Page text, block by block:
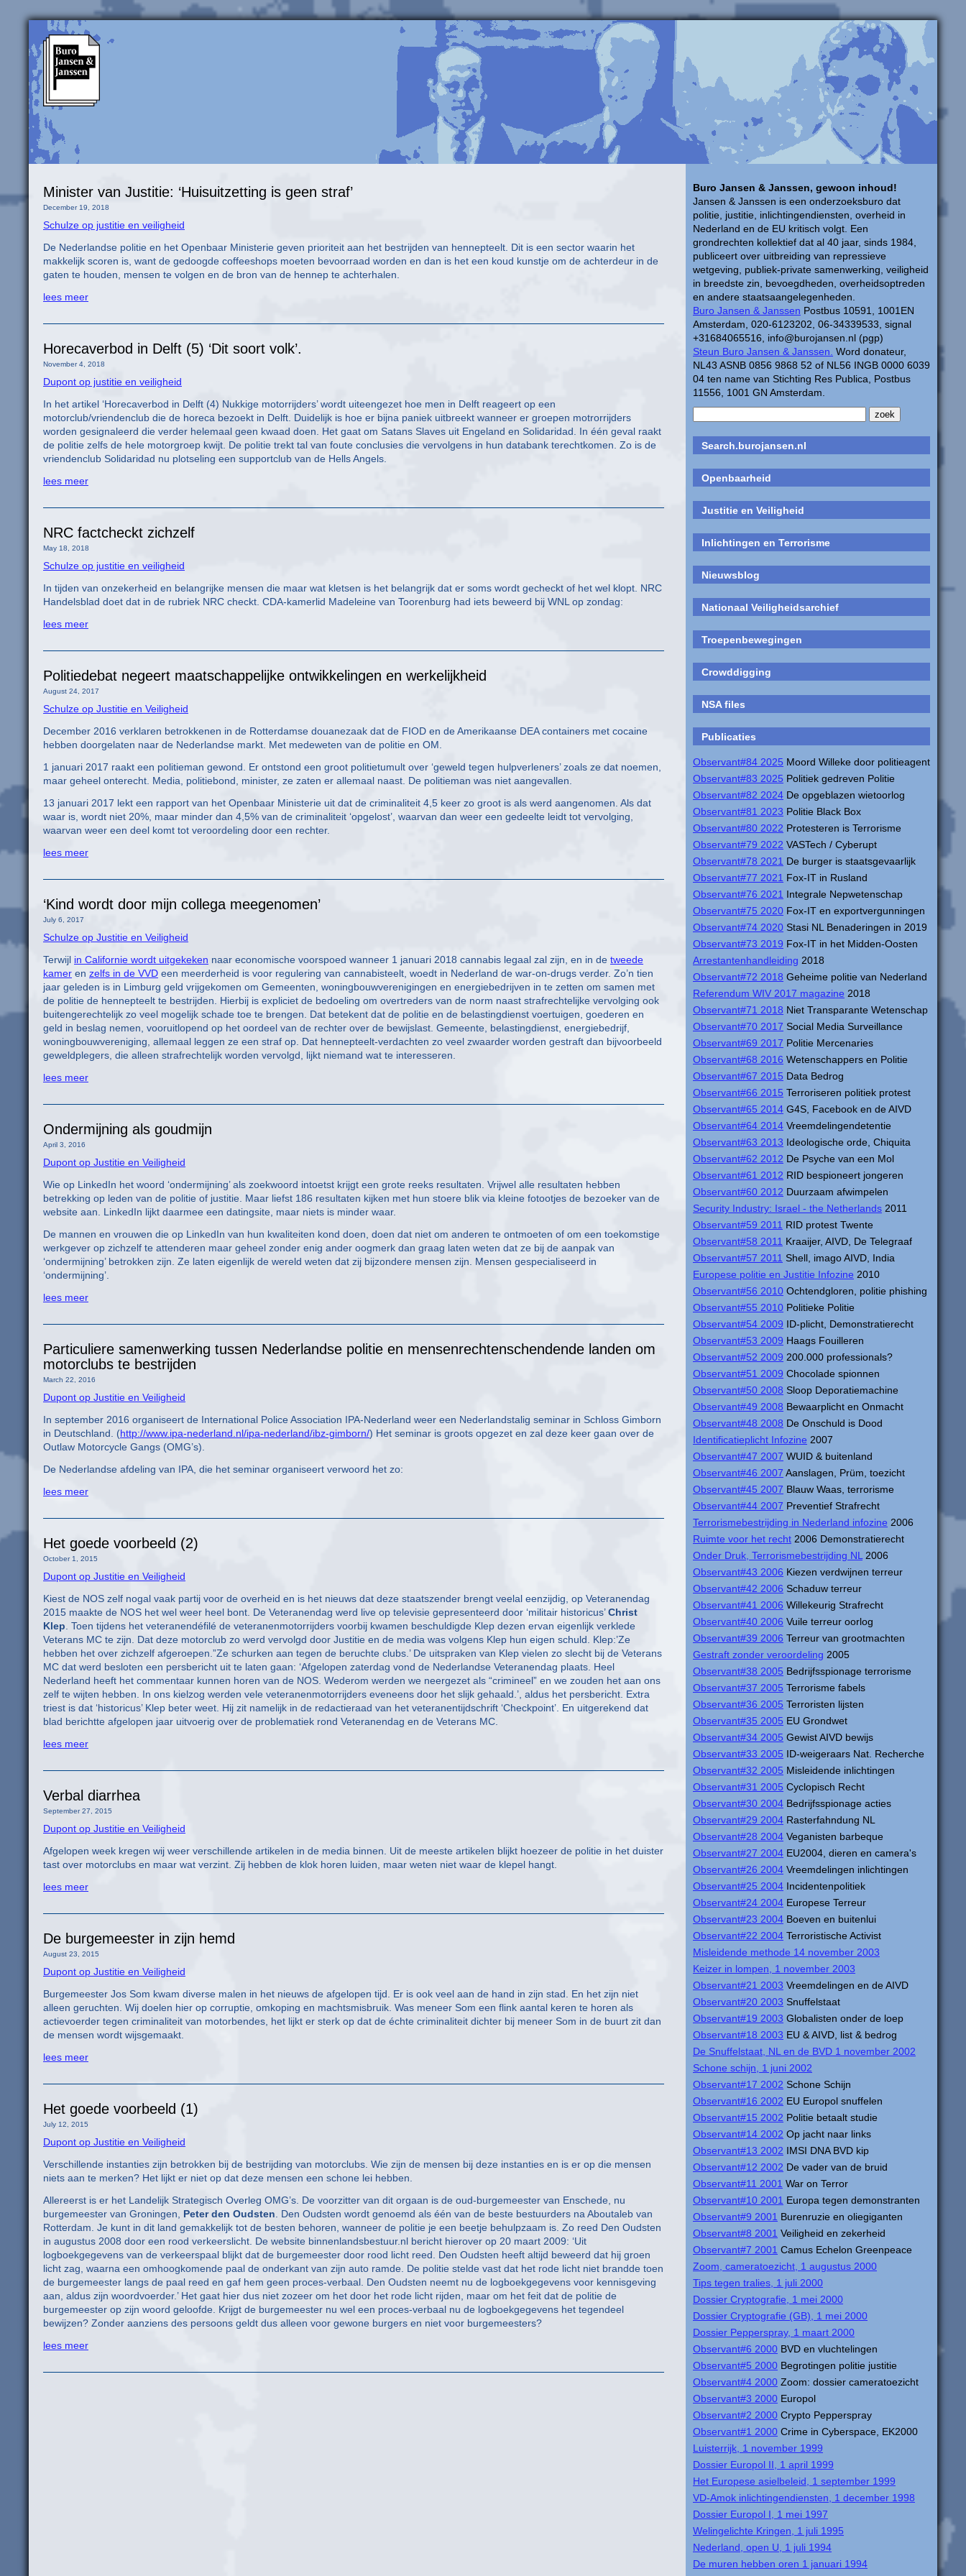
Buro Jansen & Janssen, gewoon inhoud!
Jansen & Janssen is een onderzoeksburo dat
politie, justitie, inlichtingendiensten, overheid in
Nederland en de EU kritisch volgt. Een
grondrechten kollektief dat al 40 jaar, sinds 1984,
publiceert over uitbreiding van repressieve
wetgeving, publiek-private samenwerking, veiligheid
in breedste zin, bevoegdheden, overheidsoptreden
en andere staatsaangelegenheden.
Buro Jansen & Janssen Postbus 10591, 1001EN
Amsterdam, 020-6123202, 06-34339533, signal
+31684065516, info@burojansen.nl (pgp)
Steun Buro Jansen & Janssen. Word donateur,
NL43 ASNB 0856 9868 52 of NL56 INGB 0000 6039
04 ten name van Stichting Res Publica, Postbus
11556, 1001 GN Amsterdam.
Search.burojansen.nl
Openbaarheid
Justitie en Veiligheid
Inlichtingen en Terrorisme
Nieuwsblog
Nationaal Veiligheidsarchief
Troepenbewegingen
Crowddigging
NSA files
Publicaties
Observant#84 2025 Moord Willeke door politieagent
Observant#83 2025 Politiek gedreven Politie
Observant#82 2024 De opgeblazen wietoorlog
Observant#81 2023 Politie Black Box
Observant#80 2022 Protesteren is Terrorisme
Observant#79 2022 VASTech / Cyberupt
Observant#78 2021 De burger is staatsgevaarlijk
Observant#77 2021 Fox-IT in Rusland
Observant#76 2021 Integrale Nepwetenschap
Observant#75 2020 Fox-IT en exportvergunningen
Observant#74 2020 Stasi NL Benaderingen in 2019
Observant#73 2019 Fox-IT in het Midden-Oosten
Arrestantenhandleiding 2018
Observant#72 2018 Geheime politie van Nederland
Referendum WIV 2017 magazine 2018
Observant#71 2018 Niet Transparante Wetenschap
Observant#70 2017 Social Media Surveillance
Observant#69 2017 Politie Mercenaries
Observant#68 2016 Wetenschappers en Politie
Observant#67 2015 Data Bedrog
Observant#66 2015 Terroriseren politiek protest
Observant#65 2014 G4S, Facebook en de AIVD
Observant#64 2014 Vreemdelingendetentie
Observant#63 2013 Ideologische orde, Chiquita
Observant#62 2012 De Psyche van een Mol
Observant#61 2012 RID bespioneert jongeren
Observant#60 2012 Duurzaam afwimpelen
Security Industry: Israel - the Netherlands 2011
Observant#59 2011 RID protest Twente
Observant#58 2011 Kraaijer, AIVD, De Telegraaf
Observant#57 2011 Shell, imago AIVD, India
Europese politie en Justitie Infozine 2010
Observant#56 2010 Ochtendgloren, politie phishing
Observant#55 2010 Politieke Politie
Observant#54 2009 ID-plicht, Demonstratierecht
Observant#53 2009 Haags Fouilleren
Observant#52 2009 200.000 professionals?
Observant#51 2009 Chocolade spionnen
Observant#50 2008 Sloop Deporatiemachine
Observant#49 2008 Bewaarplicht en Onmacht
Observant#48 2008 De Onschuld is Dood
Identificatieplicht Infozine 2007
Observant#47 2007 WUID & buitenland
Observant#46 2007 Aanslagen, Prüm, toezicht
Observant#45 2007 Blauw Waas, terrorisme
Observant#44 2007 Preventief Strafrecht
Terrorismebestrijding in Nederland infozine 2006
Ruimte voor het recht 2006 Demonstratierecht
Onder Druk, Terrorismebestrijding NL 2006
Observant#43 2006 Kiezen verdwijnen terreur
Observant#42 2006 Schaduw terreur
Observant#41 2006 Willekeurig Strafrecht
Observant#40 2006 Vuile terreur oorlog
Observant#39 2006 Terreur van grootmachten
Gestraft zonder veroordeling 2005
Observant#38 2005 Bedrijfsspionage terrorisme
Observant#37 2005 Terrorisme fabels
Observant#36 2005 Terroristen lijsten
Observant#35 2005 EU Grondwet
Observant#34 2005 Gewist AIVD bewijs
Observant#33 2005 ID-weigeraars Nat. Recherche
Observant#32 2005 Misleidende inlichtingen
Observant#31 2005 Cyclopisch Recht
Observant#30 2004 Bedrijfsspionage acties
Observant#29 2004 Rasterfahndung NL
Observant#28 2004 Veganisten barbeque
Observant#27 2004 EU2004, dieren en camera's
Observant#26 2004 Vreemdelingen inlichtingen
Observant#25 2004 Incidentenpolitiek
Observant#24 2004 Europese Terreur
Observant#23 2004 Boeven en buitenlui
Observant#22 2004 Terroristische Activist
Misleidende methode 14 november 2003
Keizer in lompen, 1 november 2003
Observant#21 2003 Vreemdelingen en de AIVD
Observant#20 2003 Snuffelstaat
Observant#19 2003 Globalisten onder de loep
Observant#18 2003 EU & AIVD, list & bedrog
De Snuffelstaat, NL en de BVD 1 november 2002
Schone schijn, 1 juni 2002
Observant#17 2002 Schone Schijn
Observant#16 2002 EU Europol snuffelen
Observant#15 2002 Politie betaalt studie
Observant#14 2002 Op jacht naar links
Observant#13 2002 IMSI DNA BVD kip
Observant#12 2002 De vader van de bruid
Observant#11 2001 War on Terror
Observant#10 2001 Europa tegen demonstranten
Observant#9 2001 Burenruzie en oliegiganten
Observant#8 2001 Veiligheid en zekerheid
Observant#7 2001 Camus Echelon Greenpeace
Zoom, cameratoezicht, 1 augustus 2000
Tips tegen tralies, 1 juli 2000
Dossier Cryptografie, 1 mei 2000
Dossier Cryptografie (GB), 1 mei 2000
Dossier Pepperspray, 1 maart 2000
Observant#6 2000 BVD en vluchtelingen
Observant#5 2000 Begrotingen politie justitie
Observant#4 2000 Zoom: dossier cameratoezicht
Observant#3 2000 Europol
Observant#2 2000 Crypto Pepperspray
Observant#1 2000 Crime in Cyberspace, EK2000
Luisterrijk, 1 november 1999
Dossier Europol II, 1 april 1999
Het Europese asielbeleid, 1 september 1999
VD-Amok inlichtingendiensten, 1 december 1998
Dossier Europol I, 1 mei 1997
Welingelichte Kringen, 1 juli 1995
Nederland, open U, 1 juli 1994
De muren hebben oren 1 januari 1994
Minister van Justitie: ‘Huisuitzetting is geen straf’
December 19, 2018
Schulze op justitie en veiligheid
De Nederlandse politie en het Openbaar Ministerie geven prioriteit aan het bestrijden van hennepteelt. Dit is een sector waarin het
makkelijk scoren is, want de gedoogde coffeeshops moeten bevoorraad worden en dan is het een koud kunstje om de achterdeur in de
gaten te houden, mensen te volgen en de bron van de hennep te achterhalen.
lees meer
Horecaverbod in Delft (5) ‘Dit soort volk’.
November 4, 2018
Dupont op justitie en veiligheid
In het artikel ‘Horecaverbod in Delft (4) Nukkige motorrijders’ wordt uiteengezet hoe men in Delft reageert op een
motorclub/vriendenclub die de horeca bezoekt in Delft. Duidelijk is hoe er bijna paniek uitbreekt wanneer er groepen motrorrijders
worden gesignaleerd die verder helemaal geen kwaad doen. Het gaat om Satans Slaves uit Engeland en Solidaridad. In één geval raakt
de politie zelfs de hele motorgroep kwijt. De politie trekt tal van foute conclusies die vervolgens in hun databank terechtkomen. Zo is de
vriendenclub Solidaridad nu plotseling een supportclub van de Hells Angels.
lees meer
NRC factcheckt zichzelf
May 18, 2018
Schulze op justitie en veiligheid
In tijden van onzekerheid en belangrijke mensen die maar wat kletsen is het belangrijk dat er soms wordt gecheckt of het wel klopt. NRC
Handelsblad doet dat in de rubriek NRC checkt. CDA-kamerlid Madeleine van Toorenburg had iets beweerd bij WNL op zondag:
lees meer
Politiedebat negeert maatschappelijke ontwikkelingen en werkelijkheid
August 24, 2017
Schulze op Justitie en Veiligheid
December 2016 verklaren betrokkenen in de Rotterdamse douanezaak dat de FIOD en de Amerikaanse DEA containers met cocaine
hebben doorgelaten naar de Nederlandse markt. Met medeweten van de politie en OM.
1 januari 2017 raakt een politieman gewond. Er ontstond een groot politietumult over ‘geweld tegen hulpverleners’ zoals ze dat noemen,
maar geheel onterecht. Media, politiebond, minister, ze zaten er allemaal naast. De politieman was niet aangevallen.
13 januari 2017 lekt een rapport van het Openbaar Ministerie uit dat de criminaliteit 4,5 keer zo groot is als werd aangenomen. Als dat
waar is, wordt niet 20%, maar minder dan 4,5% van de criminaliteit ‘opgelost’, waarvan dan weer een gedeelte leidt tot vervolging,
waarvan weer een deel komt tot veroordeling door een rechter.
lees meer
‘Kind wordt door mijn collega meegenomen’
July 6, 2017
Schulze op Justitie en Veiligheid
Terwijl in Californie wordt uitgekeken naar economische voorspoed wanneer 1 januari 2018 cannabis legaal zal zijn, en in de tweede
kamer en zelfs in de VVD een meerderheid is voor regulering van cannabisteelt, woedt in Nederland de war-on-drugs verder. Zo’n tien
jaar geleden is in Limburg geld vrijgekomen om Gemeenten, woningbouwverenigingen en energiebedrijven in te zetten om samen met
de politie de hennepteelt te bestrijden. Hierbij is expliciet de bedoeling om overtreders van de norm naast strafrechtelijke vervolging ook
buitengerechtelijk zo veel mogelijk schade toe te brengen. Dat betekent dat de politie en de belastingdienst voertuigen, goederen en
geld in beslag nemen, vooruitlopend op het oordeel van de rechter over de bewijslast. Gemeente, belastingdienst, energiebedrijf,
woningbouwvereniging, allemaal leggen ze een straf op. Dat hennepteelt-verdachten zo veel zwaarder worden gestraft dan bijvoorbeeld
geweldplegers, die alleen strafrechtelijk worden vervolgd, lijkt niemand wat te interesseren.
lees meer
Ondermijning als goudmijn
April 3, 2016
Dupont op Justitie en Veiligheid
Wie op LinkedIn het woord ‘ondermijning’ als zoekwoord intoetst krijgt een grote reeks resultaten. Vrijwel alle resultaten hebben
betrekking op leden van de politie of justitie. Maar liefst 186 resultaten kijken met hun stoere blik via kleine fotootjes de bezoeker van de
website aan. LinkedIn lijkt daarmee een datingsite, maar niets is minder waar.
De mannen en vrouwen die op LinkedIn van hun kwaliteiten kond doen, doen dat niet om anderen te ontmoeten of om een toekomstige
werkgever op zichzelf te attenderen maar geheel zonder enig ander oogmerk dan graag laten weten dat ze bij de aanpak van
‘ondermijning’ betrokken zijn. Ze laten eigenlijk de wereld weten dat zij bijzondere mensen zijn. Mensen gespecialiseerd in
‘ondermijning’.
lees meer
Particuliere samenwerking tussen Nederlandse politie en mensenrechtenschendende landen om
motorclubs te bestrijden
March 22, 2016
Dupont op Justitie en Veiligheid
In september 2016 organiseert de International Police Association IPA-Nederland weer een Nederlandstalig seminar in Schloss Gimborn
in Deutschland. (http://www.ipa-nederland.nl/ipa-nederland/ibz-gimborn/) Het seminar is groots opgezet en zal deze keer gaan over de
Outlaw Motorcycle Gangs (OMG’s).
De Nederlandse afdeling van IPA, die het seminar organiseert verwoord het zo:
lees meer
Het goede voorbeeld (2)
October 1, 2015
Dupont op Justitie en Veiligheid
Kiest de NOS zelf nogal vaak partij voor de overheid en is het nieuws dat deze staatszender brengt veelal eenzijdig, op Veteranendag
2015 maakte de NOS het wel weer heel bont. De Veteranendag werd live op televisie gepresenteerd door ‘militair historicus’Christ
Klep . Toen tijdens het veteranendéfilé de veteranenmotorrijders voorbij kwamen beschuldigde Klep dezen ervan eigenlijk verklede
Veterans MC te zijn. Dat deze motorclub zo werd vervolgd door Justitie en de media was volgens Klep hun eigen schuld. Klep:’Ze
hebben het over zichzelf afgeroepen.”Ze schurken aan tegen de beruchte clubs.’ De uitspraken van Klep vielen zo slecht bij de Veterans
MC dat werd besloten een persbericht uit te laten gaan: ‘Afgelopen zaterdag vond de Nederlandse Veteranendag plaats. Heel
Nederland heeft het commentaar kunnen horen van de NOS. Wederom werden we neergezet als “crimineel” en we zouden het aan ons
zelf te wijten hebben. In ons kielzog werden vele veteranenmotorrijders eveneens door het slijk gehaald.’, aldus het persbericht. Extra
triest is dat ‘historicus’ Klep beter weet. Hij zit namelijk in de redactieraad van het veteranentijdschrift ‘Checkpoint’. En uitgerekend dat
blad berichtte afgelopen jaar uitvoerig over de problematiek rond Veteranendag en de Veterans MC.
lees meer
Verbal diarrhea
September 27, 2015
Dupont op Justitie en Veiligheid
Afgelopen week kregen wij weer verschillende artikelen in de media binnen. Uit de meeste artikelen blijkt hoezeer de politie in het duister
tast over motorclubs en maar wat verzint. Zij hebben de klok horen luiden, maar weten niet waar de klepel hangt.
lees meer
De burgemeester in zijn hemd
August 23, 2015
Dupont op Justitie en Veiligheid
Burgemeester Jos Som kwam diverse malen in het nieuws de afgelopen tijd. Er is ook veel aan de hand in zijn stad. En het zijn niet
alleen geruchten. Wij doelen hier op corruptie, omkoping en machtsmisbruik. Was meneer Som een flink aantal keren te horen als
actievoerder tegen criminaliteit van motorbendes, het lijkt er sterk op dat de échte criminaliteit dichter bij meneer Som in de buurt zit dan
de mensen wordt wijsgemaakt.
lees meer
Het goede voorbeeld (1)
July 12, 2015
Dupont op Justitie en Veiligheid
Verschillende instanties zijn betrokken bij de bestrijding van motorclubs. Wie zijn de mensen bij deze instanties en is er op die mensen
niets aan te merken? Het lijkt er niet op dat deze mensen een schone lei hebben.
Allereerst is er het Landelijk Strategisch Overleg OMG’s. De voorzitter van dit orgaan is de oud-burgemeester van Enschede, nu
burgemeester van Groningen, Peter den Oudsten . Den Oudsten wordt genoemd als één van de beste bestuurders na Aboutaleb van
Rotterdam. Je kunt in dit land gemakkelijk tot de besten behoren, wanneer de politie je een beetje behulpzaam is. Zo reed Den Oudsten
in augustus 2008 door een rood verkeerslicht. De website binnenlandsbestuur.nl bericht hierover op 20 maart 2009: ‘Uit
logboekgegevens van de verkeerspaal blijkt dat de burgemeester door rood licht reed. Den Oudsten heeft altijd beweerd dat hij groen
licht zag, waarna een omhoogkomende paal de onderkant van zijn auto ramde. De politie stelde vast dat het rode licht niet brandde toen
de burgemeester langs de paal reed en gaf hem geen proces-verbaal. Den Oudsten neemt nu de logboekgegevens voor kennisgeving
aan, aldus zijn woordvoerder.’ Het gaat hier dus niet zozeer om het door het rode licht rijden, maar om het feit dat de politie de
burgemeester op zijn woord geloofde. Krijgt de burgemeester nu wel een proces-verbaal nu de logboekgegevens het tegendeel
bewijzen? Zonder aanziens des persoons geldt dus alleen voor gewone burgers en niet voor burgemeesters?
lees meer